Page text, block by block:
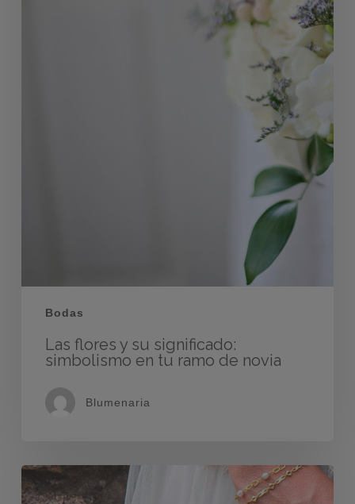
Bodas
Las flores y su significado:
simbolismo en tu ramo de novia
Blumenaria